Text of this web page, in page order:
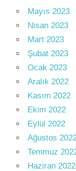
Mayıs 2023
Nisan 2023
Mart 2023
Şubat 2023
Ocak 2023
Aralık 2022
Kasım 2022
Ekim 2022
Eylül 2022
Ağustos
Temmuz
Haziran 2022